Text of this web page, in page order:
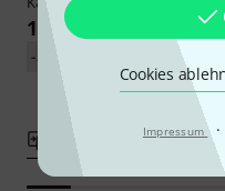
Cookies
Impressum ·
132 €
-33%